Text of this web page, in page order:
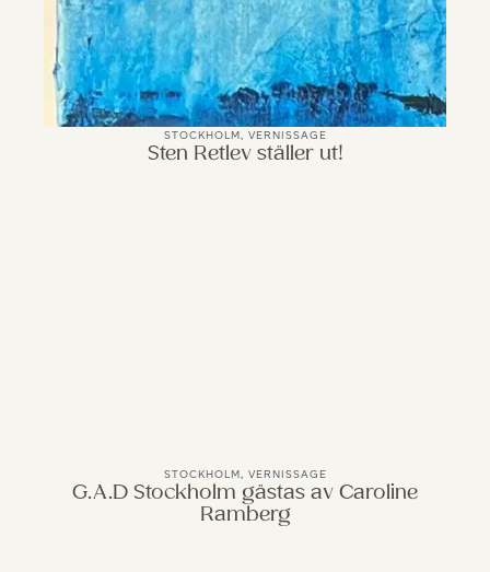
STOCKHOLM, VERNISSAGE
Sten Retlev ställer ut!
STOCKHOLM, VERNISSAGE
G.A.D Stockholm gästas av Caroline
Ramberg